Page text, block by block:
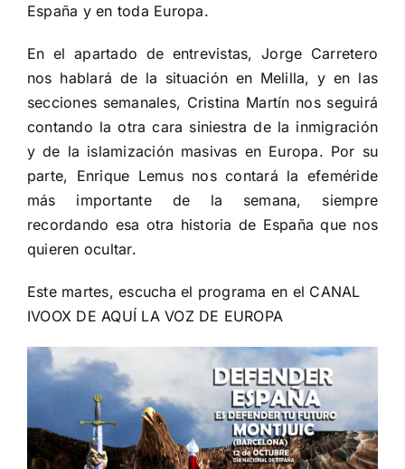
España y en toda Europa.
En el apartado de entrevistas, Jorge Carretero
nos hablará de la situación en Melilla, y en las
secciones semanales, Cristina Martín nos seguirá
contando la otra cara siniestra de la inmigración
y de la islamización masivas en Europa. Por su
parte, Enrique Lemus nos contará la efeméride
más importante de la semana, siempre
recordando esa otra historia de España que nos
quieren ocultar.
Este martes, escucha el programa en el CANAL
IVOOX DE AQUÍ LA VOZ DE EUROPA